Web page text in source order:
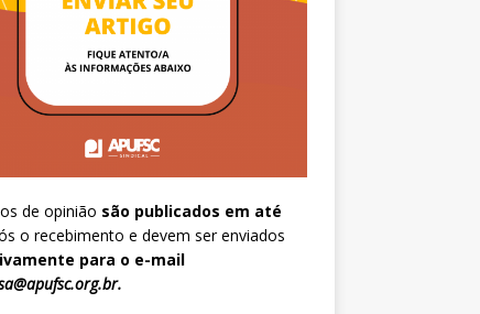
de opinião são publicados em até
o recebimento e devem ser enviados
para o e-mail
.